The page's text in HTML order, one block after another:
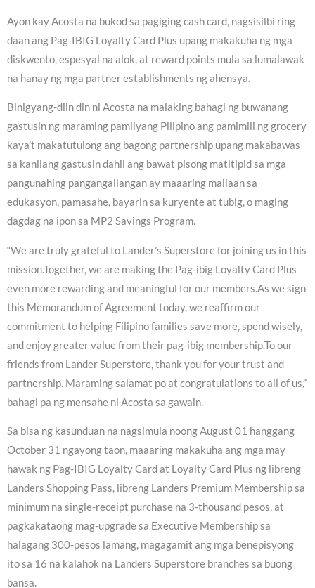
Ayon kay Acosta na bukod sa pagiging cash card, nagsisilbi ring
daan ang Pag-IBIG Loyalty Card Plus upang makakuha ng mga
diskwento, espesyal na alok, at reward points mula sa lumalawak
na hanay ng mga partner establishments ng ahensya.
Binigyang-diin din ni Acosta na malaking bahagi ng buwanang
gastusin ng maraming pamilyang Pilipino ang pamimili ng grocery
kaya’t makatutulong ang bagong partnership upang makabawas
sa kanilang gastusin dahil ang bawat pisong matitipid sa mga
pangunahing pangangailangan ay maaaring mailaan sa
edukasyon, pamasahe, bayarin sa kuryente at tubig, o maging
dagdag na ipon sa MP2 Savings Program.
“We are truly grateful to Lander’s Superstore for joining us in this
mission.Together, we are making the Pag-ibig Loyalty Card Plus
even more rewarding and meaningful for our members.As we sign
this Memorandum of Agreement today, we reaffirm our
commitment to helping Filipino families save more, spend wisely,
and enjoy greater value from their pag-ibig membership.To our
friends from Lander Superstore, thank you for your trust and
partnership. Maraming salamat po at congratulations to all of us,”
bahagi pa ng mensahe ni Acosta sa gawain.
Sa bisa ng kasunduan na nagsimula noong August 01 hanggang
October 31 ngayong taon, maaaring makakuha ang mga may
hawak ng Pag-IBIG Loyalty Card at Loyalty Card Plus ng libreng
Landers Shopping Pass, libreng Landers Premium Membership sa
minimum na single-receipt purchase na 3-thousand pesos, at
pagkakataong mag-upgrade sa Executive Membership sa
halagang 300-pesos lamang, magagamit ang mga benepisyong
ito sa 16 na kalahok na Landers Superstore branches sa buong
bansa.